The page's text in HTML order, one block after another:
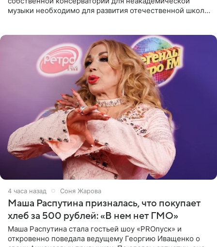
музыки необходимо для развития отечественной школы
4 часа назад Соня Жарова
Маша Распутина призналась, что покупает
хлеб за 500 рублей: «В нем нет ГМО»
Маша Распутина стала гостьей шоу «PROпуск» и
откровенно поведала ведущему Георгию Иващенко о